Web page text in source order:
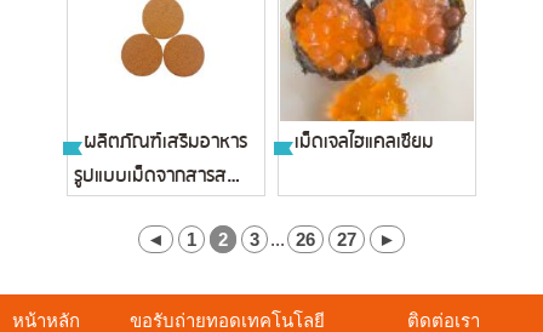
ผลิตภัณฑ์เสริมอาหาร
รูปแบบเม็ดจากสารสกัด
เม็ดเจลไฮแคลเซียม
◄ 1 2 3 ... 26 27 ►
หน้าหลัก
ขอรับถ่ายทอดเทคโนโลยี
ติดต่อเรา